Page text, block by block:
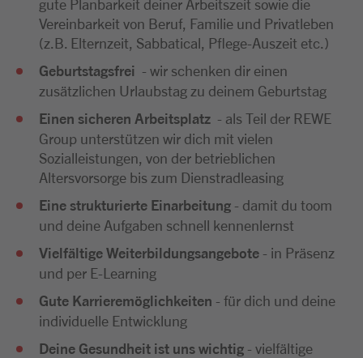
Vereinbarkeit von Beruf, Familie und Privatleben
(z.B. Elternzeit, Sabbatical, Pflege-Auszeit etc.)
Geburtstagsfrei - wir schenken dir einen
zusätzlichen Urlaubstag zu deinem Geburtstag
Einen sicheren Arbeitsplatz - als Teil der REWE
Group unterstützen wir dich mit vielen
Sozialleistungen, von der betrieblichen
Altersvorsorge bis zum Dienstradleasing
Eine strukturierte Einarbeitung - damit du toom
und deine Aufgaben schnell kennenlernst
Vielfältige Weiterbildungsangebote - in Präsenz
und per E-Learning
Gute Karrieremöglichkeiten - für dich und deine
individuelle Entwicklung
Deine Gesundheit ist uns wichtig - vielfältige